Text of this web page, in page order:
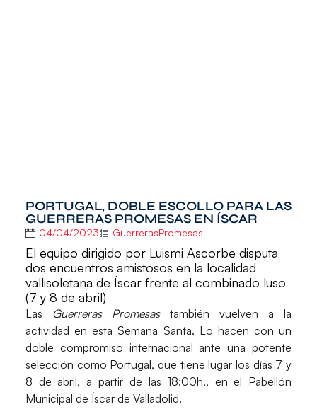
PORTUGAL, DOBLE ESCOLLO PARA LAS
GUERRERAS PROMESAS EN ÍSCAR
04/04/2023 GuerrerasPromesas
El equipo dirigido por Luismi Ascorbe disputa
dos encuentros amistosos en la localidad
vallisoletana de Íscar frente al combinado luso
(7 y 8 de abril)
Las Guerreras Promesastambién vuelven a la
actividad en esta Semana Santa. Lo hacen con un
doble compromiso internacional ante una potente
selección como Portugal, que tiene lugar los días 7 y
8 de abril, a partir de las 18:00h., en el Pabellón
Municipal de Íscar de Valladolid.